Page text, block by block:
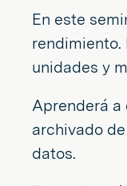
En este
unidades y
Aprenderá a
archivado
datos.